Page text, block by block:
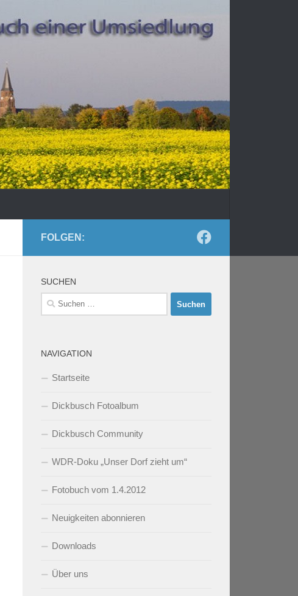
FOLGEN:
SUCHEN
Suchen
nach:
NAVIGATION
Startseite
Dickbusch Fotoalbum
Dickbusch Community
WDR-Doku „Unser Dorf zieht um“
Fotobuch vom 1.4.2012
Neuigkeiten abonnieren
Downloads
Über uns